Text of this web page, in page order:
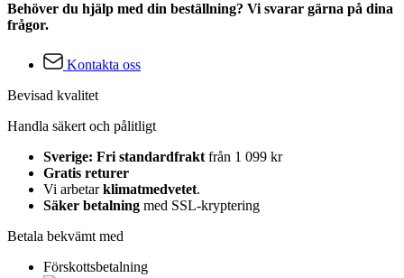
Behöver du hjälp med din beställning? Vi svarar gärna på dina
frågor.
Kontakta oss
Bevisad kvalitet
Handla säkert och pålitligt
Sverige: Fri standardfrakt från 1 099 kr
Gratis returer
Vi arbetarklimatmedvetet.
Säker betalning med SSL-kryptering
Betala bekvämt med
Förskottsbetalning